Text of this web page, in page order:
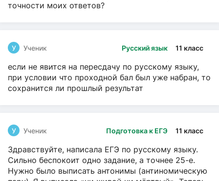
точности моих ответов?
Русский язык 11 класс
У Ученик
если не явится на пересдачу по русскому языку,
при условии что проходной бал был уже набран, то
сохранится ли прошлый результат
Подготовка к ЕГЭ 11 класс
У Ученик
Здравствуйте, написала ЕГЭ по русскому языку.
Сильно беспокоит одно задание, а точнее 25-е.
Нужно было выписать антонимы (антиномическую